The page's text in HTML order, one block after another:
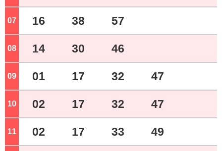
07 16 38 57
08 14 30 46
09 01 17 32 47
10 02 17 32 47
11 02 17 33 49